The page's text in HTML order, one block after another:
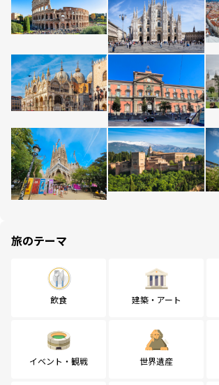
旅のテーマ
飲食 建築・アート
イベント・観戦 世界遺産